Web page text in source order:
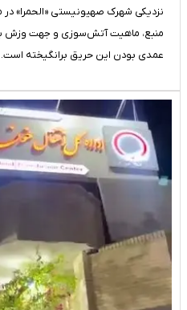
نزدیکی شهرک صهیونیستی «الحمرا»
منبع، ماهیت آتش‌سوزی و جهت وزش
عمدی بودن این حریق برانگیخته است.